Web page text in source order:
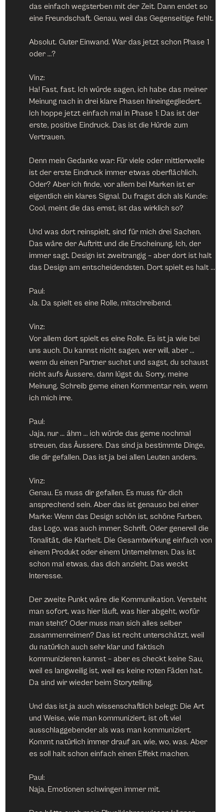
das einfach wegsterben mit der Zeit. Dann endet so
eine Freundschaft. Genau, weil das Gegenseitige fehlt.
Absolut. Guter Einwand. War das jetzt schon Phase 1
oder …?
Vinz:
Ha! Fast, fast. Ich würde sagen, ich habe das meiner
Meinung nach in drei klare Phasen hineingegliedert.
Ich hoppe jetzt einfach mal in Phase 1: Das ist der
erste, positive Eindruck. Das ist die Hürde zum
Vertrauen.
Denn mein Gedanke war: Für viele oder mittlerweile
ist der erste Eindruck immer etwas oberflächlich.
Oder? Aber ich finde, vor allem bei Marken ist er
eigentlich ein klares Signal. Du fragst dich als Kunde:
Cool, meint die das ernst, ist das wirklich so?
Und was dort reinspielt, sind für mich drei Sachen.
Das wäre der Auftritt und die Erscheinung. Ich, der
immer sagt, Design ist zweitrangig – aber dort ist halt
das Design am entscheidendsten. Dort spielt es halt …
Paul:
Ja. Da spielt es eine Rolle, mitschreibend.
Vinz:
Vor allem dort spielt es eine Rolle. Es ist ja wie bei
uns auch. Du kannst nicht sagen, wer will, aber …
wenn du einen Partner suchst und sagst, du schaust
nicht aufs Äussere, dann lügst du. Sorry, meine
Meinung. Schreib gerne einen Kommentar rein, wenn
ich mich irre.
Paul:
Jaja, nur … ähm … ich würde das gerne nochmal
streuen, das Äussere. Das sind ja bestimmte Dinge,
die dir gefallen. Das ist ja bei allen Leuten anders.
Vinz:
Genau. Es muss dir gefallen. Es muss für dich
ansprechend sein. Aber das ist genauso bei einer
Marke: Wenn das Design schön ist, schöne Farben,
das Logo, was auch immer, Schrift. Oder generell die
Tonalität, die Klarheit. Die Gesamtwirkung einfach von
einem Produkt oder einem Unternehmen. Das ist
schon mal etwas, das dich anzieht. Das weckt
Interesse.
Der zweite Punkt wäre die Kommunikation. Versteht
man sofort, was hier läuft, was hier abgeht, wofür
man steht? Oder muss man sich alles selber
zusammenreimen? Das ist recht unterschätzt, weil
du natürlich auch sehr klar und faktisch
kommunizieren kannst – aber es checkt keine Sau,
weil es langweilig ist, weil es keine roten Fäden hat.
Da sind wir wieder beim Storytelling.
Und das ist ja auch wissenschaftlich belegt: Die Art
und Weise, wie man kommuniziert, ist oft viel
ausschlaggebender als was man kommuniziert.
Kommt natürlich immer drauf an, wie, wo, was. Aber
es soll halt schon einfach einen Effekt machen.
Paul:
Naja, Emotionen schwingen immer mit.